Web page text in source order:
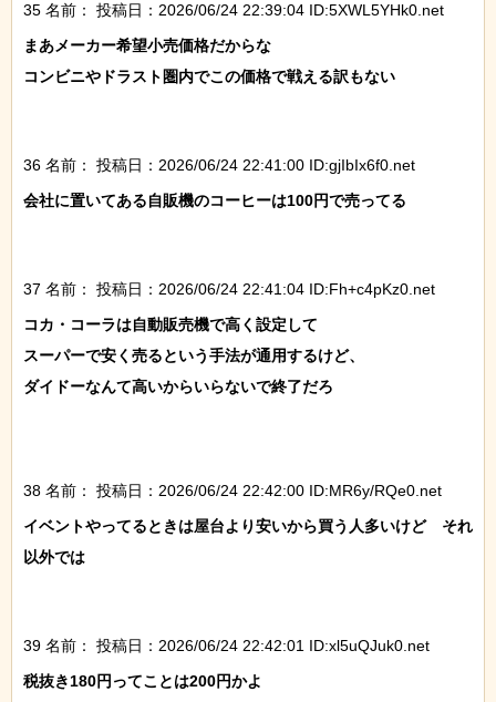
35 名前：
投稿日：2026/06/24 22:39:04 ID:5XWL5YHk0.net
まあメーカー希望小売価格だからな
コンビニやドラスト圏内でこの価格で戦える訳もない
36 名前：
投稿日：2026/06/24 22:41:00 ID:gjIbIx6f0.net
会社に置いてある自販機のコーヒーは100円で売ってる
37 名前：
投稿日：2026/06/24 22:41:04 ID:Fh+c4pKz0.net
コカ・コーラは自動販売機で高く設定して
スーパーで安く売るという手法が通用するけど、
ダイドーなんて高いからいらないで終了だろ
38 名前：
投稿日：2026/06/24 22:42:00 ID:MR6y/RQe0.net
イベントやってるときは屋台より安いから買う人多いけど　それ
以外では
39 名前：
投稿日：2026/06/24 22:42:01 ID:xl5uQJuk0.net
税抜き180円ってことは200円かよ